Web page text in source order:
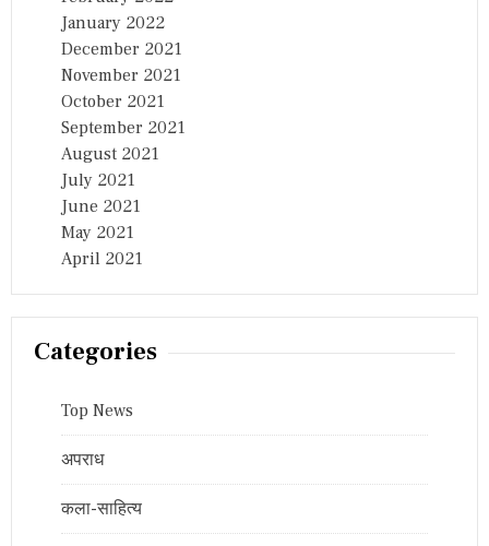
January 2022
December 2021
November 2021
October 2021
September 2021
August 2021
July 2021
June 2021
May 2021
April 2021
Categories
Top News
अपराध
कला-साहित्य